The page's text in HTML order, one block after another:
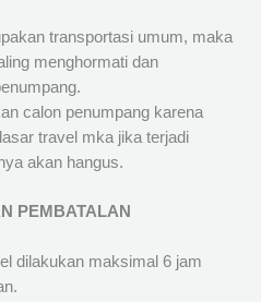
transportasi umum, maka
menghormati dan
calon penumpang karena
travel mka jika terjadi
akan hangus.
PEMBATALAN
dilakukan maksimal 6 jam